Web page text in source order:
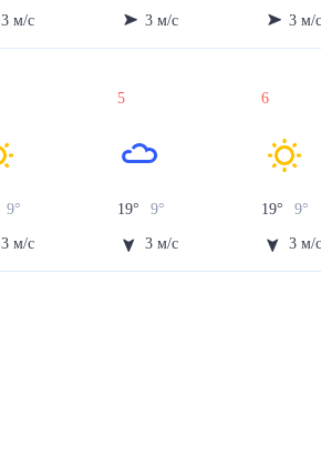
3 м/с
3 м/с
3 м/
9°
3 м/с
5
19° 9°
3 м/с
6
19° 9°
3 м/